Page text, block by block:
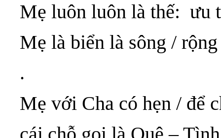
Mẹ luôn luôn là thế: ưu
Mẹ là biển là sông /
.
Mẹ với Cha có hẹn / để